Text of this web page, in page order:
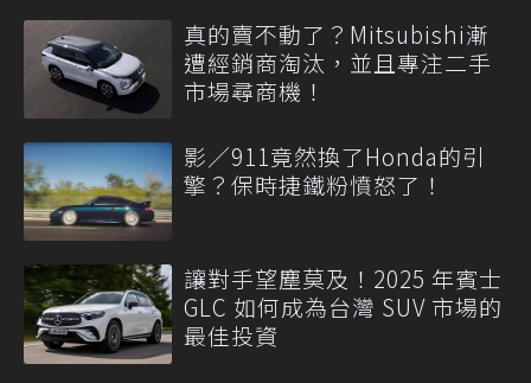
真的賣不動了？Mitsubishi漸
遭經銷商淘汰，並且專注二手
市場尋商機！
影／911竟然換了Honda的引
擎？保時捷鐵粉憤怒了！
讓對手望塵莫及！2025 年賓士
GLC 如何成為台灣 SUV 市場的
最佳投資